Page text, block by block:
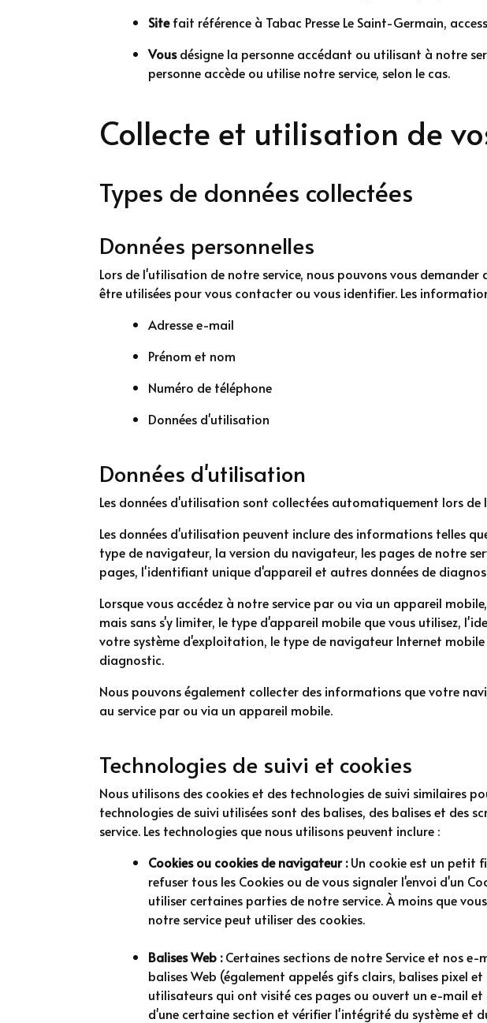
Sitefait référence à Tabac Presse Le Saint-Germain,
Vousdésigne la personne accédant ou utilisant à notre
personne accède ou utilise notre service, selon le cas.
Collecte et utilisation de
Types de données collectées
Données personnelles
Lors de l'utilisation de notre service, nous pouvons vous
être utilisées pour vous contacter ou vous identifier. Les
Adresse e-mail
Prénom et nom
Numéro de téléphone
Données d'utilisation
Données d'utilisation
Les données d'utilisation sont collectées automatiquement lors de
Les données d'utilisation peuvent inclure des informations telles
type de navigateur, la version du navigateur, les pages de notre
pages, l'identifiant unique d'appareil et autres données de
Lorsque vous accédez à notre service par ou via un appareil
mais sans s'y limiter, le type d'appareil mobile que vous utilisez,
votre système d'exploitation, le type de navigateur Internet
diagnostic.
Nous pouvons également collecter des informations que votre
au service par ou via un appareil mobile.
Technologies de suivi et cookies
Nous utilisons des cookies et des technologies de suivi similaires
technologies de suivi utilisées sont des balises, des balises et
service. Les technologies que nous utilisons peuvent inclure :
Cookies ou cookies de navigateur :Un cookie est un petit
refuser tous les Cookies ou de vous signaler l'envoi d'un
utiliser certaines parties de notre service. À moins que
notre service peut utiliser des cookies.
Balises Web :Certaines sections de notre Service et nos
balises Web (également appelés gifs clairs, balises pixel
utilisateurs qui ont visité ces pages ou ouvert un e-mail
d'une certaine section et vérifier l'intégrité du système et